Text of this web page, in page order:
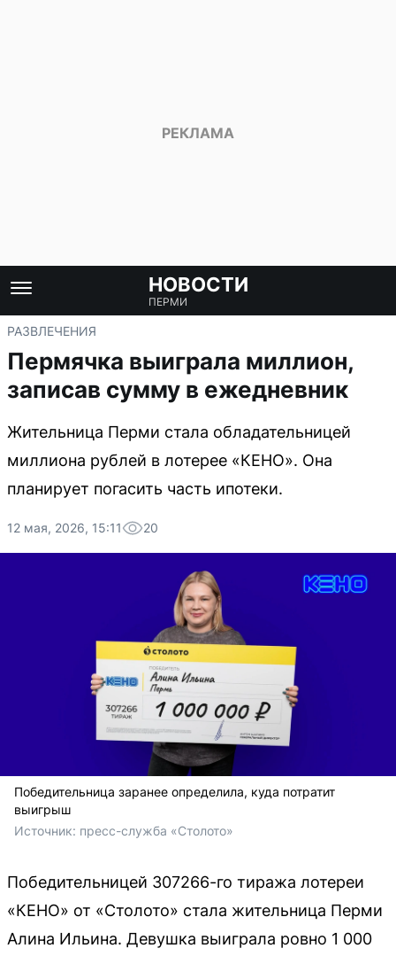
НОВОСТИ
ПЕРМИ
РАЗВЛЕЧЕНИЯ
Пермячка выиграла миллион,
записав сумму в ежедневник
Жительница Перми стала обладательницей
миллиона рублей в лотерее «КЕНО». Она
планирует погасить часть ипотеки.
12 мая, 2026, 15:11 20
Победительница заранее определила, куда потратит
выигрыш
Источник: пресс-служба «Столото»
Победительницей 307266-го тиража лотереи
«КЕНО» от «Столото» стала жительница Перми
Алина Ильина. Девушка выиграла ровно 1 000